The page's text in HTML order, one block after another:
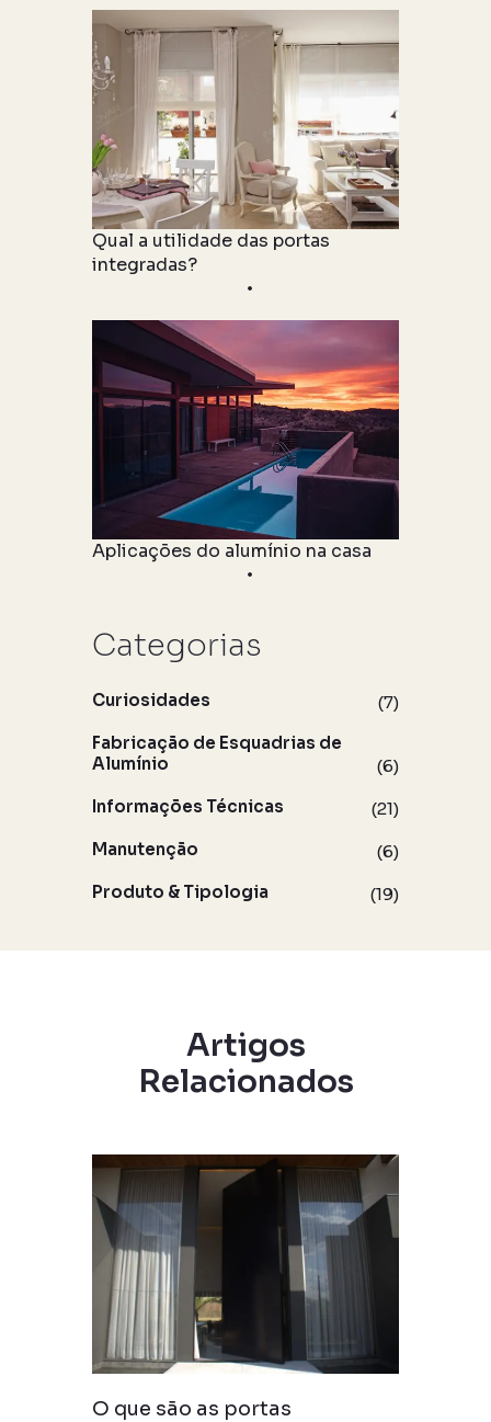
Qual a utilidade das portas
integradas?
Aplicações do alumínio na casa
Categorias
Curiosidades
(7)
Fabricação de Esquadrias de
Alumínio
(6)
Informações Técnicas
(21)
Manutenção
(6)
Produto & Tipologia
(19)
Artigos
Relacionados
O que são as portas